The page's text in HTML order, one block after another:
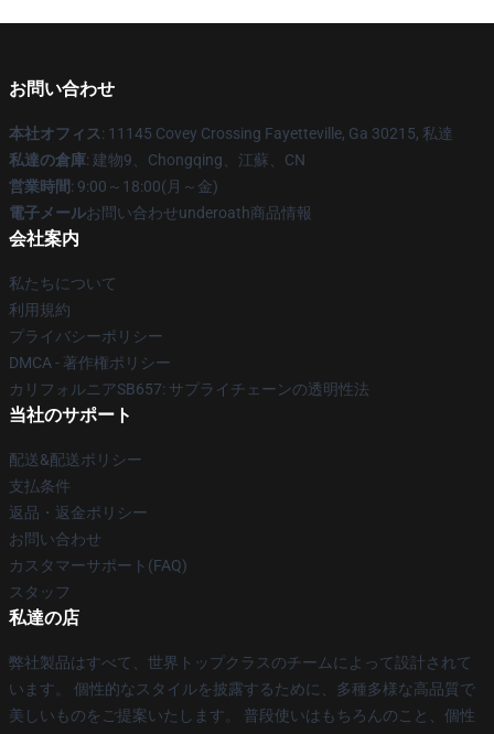
お問い合わせ
本社オフィス: 11145 Covey Crossing Fayetteville, Ga 30215, 私達
私達の倉庫: 建物9、Chongqing、江蘇、CN
営業時間: 9:00～18:00(月～金)
電子メールお問い合わせunderoath商品情報
会社案内
私たちについて
利用規約
プライバシーポリシー
DMCA - 著作権ポリシー
カリフォルニアSB657: サプライチェーンの透明性法
当社のサポート
配送&配送ポリシー
支払条件
返品・返金ポリシー
お問い合わせ
カスタマーサポート(FAQ)
スタッフ
私達の店
弊社製品はすべて、世界トップクラスのチームによって設計されて
います。 個性的なスタイルを披露するために、多種多様な高品質で
美しいものをご提案いたします。 普段使いはもちろんのこと、個性